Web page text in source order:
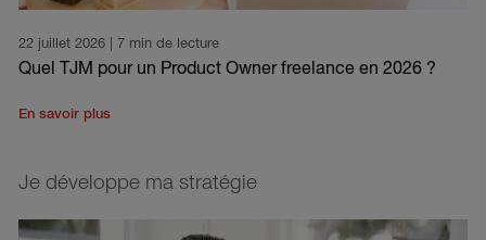
22 juillet 2026 | 7 min de lecture
Quel TJM pour un Product Owner freelance en 2026 ?
En savoir plus
Je développe ma stratégie